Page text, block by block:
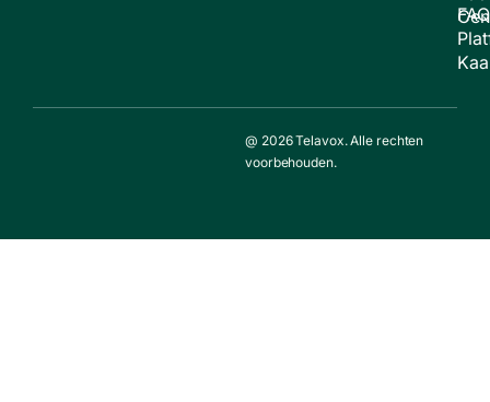
FAQ
@ 2026 Telavox. Alle rechten
voorbehouden.